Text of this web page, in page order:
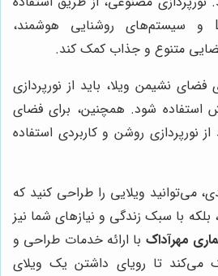
از لامپ‌های LED و سیستم‌های روشنایی هوشمند،
متنوع و جذاب کمک کند.
فضای نشیمن ویلا، باید از نورپردازی
استفاده شود. همچنین، برای فضای
از نورپردازی روشن و کاربردی استفاده
می‌توانید ویلایی را طراحی کنید که
بلکه با سبک زندگی و نیازهای شما نیز
مهرآداک با ارائه خدمات طراحی و
می‌کند تا رویای داشتن یک ویلای